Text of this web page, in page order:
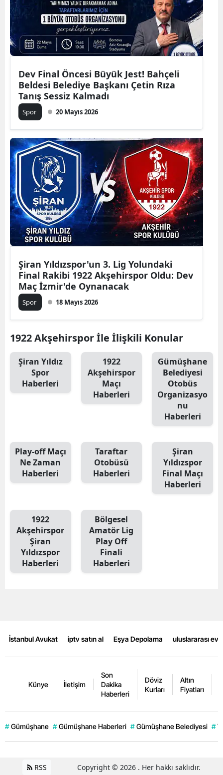
Giresun
Gümüşhane
Hakkari
Hatay
İstanbul
İzmir
Kars
Kastamonu
Kayseri
Kırklareli
Kırşehir
Kocaeli
Kütahya
Malatya
Kahramanmaraş
Mardin
Muş
Nevşehir
Niğde
Rize
Sakarya
Samsun
Tokat
Trabzon
Tunceli
Şanlıurfa
Van
Dev Final Öncesi Büyük Jest! Bahçeli
Beldesi Belediye Başkanı Çetin Rıza
Tanış Sessiz Kalmadı
Spor 20 Mayıs 2026
Şiran Yıldızspor'un 3. Lig Yolundaki
Final Rakibi 1922 Akşehirspor Oldu: Dev
Maç İzmir'de Oynanacak
Spor 18 Mayıs 2026
1922 Akşehirspor İle İlişkili Konular
Şiran Yıldız
Spor
Haberleri
1922
Akşehirspor
Maçı
Haberleri
Gümüşhane
Belediyesi
Otobüs
Organizasyo
nu
Haberleri
Play-off Maçı
Ne Zaman
Haberleri
Taraftar
Otobüsü
Haberleri
Şiran
Yıldızspor
Final Maçı
Haberleri
1922
Akşehirspor
Şiran
Yıldızspor
Haberleri
Bölgesel
Amatör Lig
Play Off
Finali
Haberleri
İstanbul Avukat iptv satın al Eşya Depolama uluslararası
Künye İletişim
Son
Dakika
Haberleri
Döviz
Kurları
Altın
Fiyatları
# Gümüşhane # Gümüşhane Haberleri # Gümüşhane Belediyesi #
RSS Copyright © 2026 . Her hakkı saklıdır.